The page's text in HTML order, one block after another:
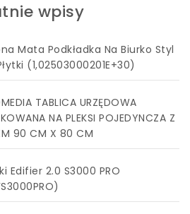
wpisy
Mata Podkładka Na Biurko Styl
(1,02503000201E+30)
TABLICA URZĘDOWA
NA PLEKSI POJEDYNCZA Z
90 CM X 80 CM
Edifier 2.0 S3000 PRO